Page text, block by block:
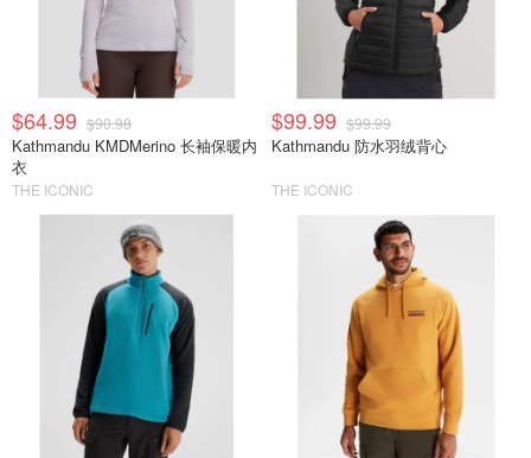
$64.99 $90.98
Kathmandu KMDMerino 长袖保暖内
衣
THE ICONIC
$99.99 $99.99
Kathmandu 防水羽绒背心
THE ICONIC